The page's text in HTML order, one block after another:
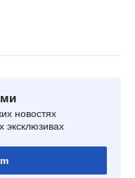
новостях
эксклюзивах